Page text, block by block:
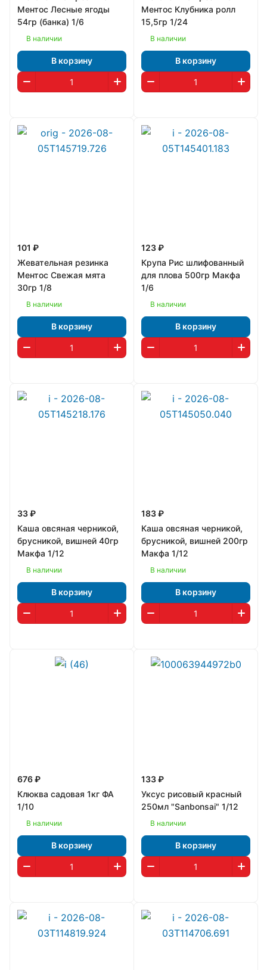
Ментос Лесные ягоды
54гр (банка) 1/6
В наличии
В корзину
Ментос Клубника ролл
15,5гр 1/24
В наличии
В корзину
101 ₽
Жевательная резинка
Ментос Свежая мята
30гр 1/8
В наличии
В корзину
123 ₽
Крупа Рис шлифованный
для плова 500гр Макфа
1/6
В наличии
В корзину
33 ₽
Каша овсяная черникой,
брусникой, вишней 40гр
Макфа 1/12
В наличии
В корзину
183 ₽
Каша овсяная черникой,
брусникой, вишней 200гр
Макфа 1/12
В наличии
В корзину
676 ₽
Клюква садовая 1кг ФА
1/10
В наличии
В корзину
133 ₽
Уксус рисовый красный
250мл "Sanbonsai" 1/12
В наличии
В корзину